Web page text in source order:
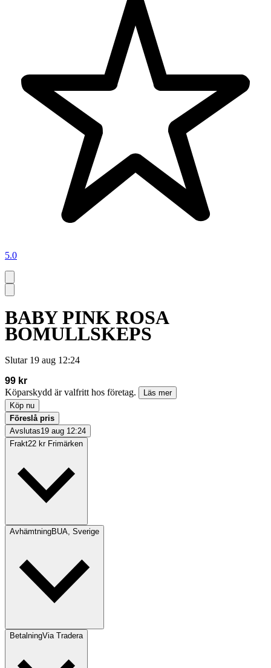
5.0
BABY PINK ROSA
BOMULLSKEPS
Slutar 19 aug 12:24
99 kr
Köparskydd är valfritt hos företag.
Läs mer
Köp nu
Föreslå pris
Avslutas19 aug 12:24
Frakt22 kr Frimärken
AvhämtningBUA, Sverige
BetalningVia Tradera